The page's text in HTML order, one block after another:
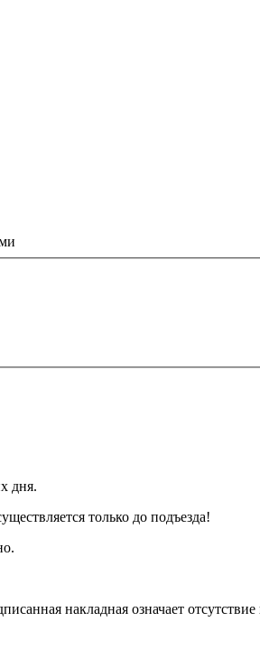
дня.
только до подъезда!
накладная означает